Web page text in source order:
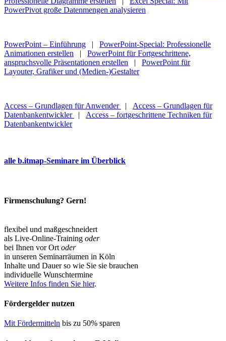
PowerPivot große Datenmengen analysieren
PowerPoint – Einführung | PowerPoint-Special: Professionelle
Animationen erstellen | PowerPoint für Fortgeschrittene,
anspruchsvolle Präsentationen erstellen | PowerPoint für
Layouter, Grafiker und (Medien-)Gestalter
Access – Grundlagen für Anwender | Access – Grundlagen für
Datenbankentwickler
| Access – fortgeschrittene Techniken für
Datenbankentwickler
alle b.itmap-Seminare im Überblick
Firmenschulung? Gern!
flexibel und maßgeschneidert
als Live-Online-Training oder
bei Ihnen vor Ort oder
in unseren Seminarräumen in Köln
Inhalte und Dauer so wie Sie sie brauchen
individuelle Wunschtermine
Weitere Infos finden Sie hier.
Fördergelder nutzen
Mit Fördermitteln bis zu 50% sparen